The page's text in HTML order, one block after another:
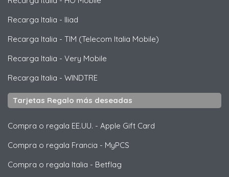
Recarga Italia - Iliad
Recarga Italia - TIM (Telecom Italia Mobile)
Recarga Italia - Very Mobile
Recarga Italia - WINDTRE
Tarjetas Regalo más deseadas
Compra o regala EE.UU. - Apple Gift Card
Compra o regala Francia - MyPCS
Compra o regala Italia - Betflag